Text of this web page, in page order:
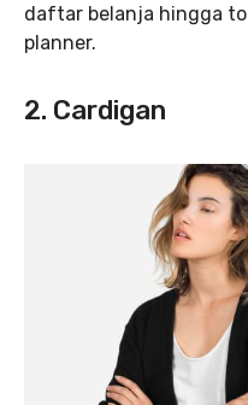
daftar belanja hingga
planner.
2. Cardigan